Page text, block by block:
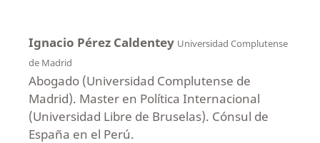
Ignacio Pérez Caldentey Universidad Complutense
de Madrid
Abogado (Universidad Complutense de
Madrid). Master en Política Internacional
(Universidad Libre de Bruselas). Cónsul de
España en el Perú.